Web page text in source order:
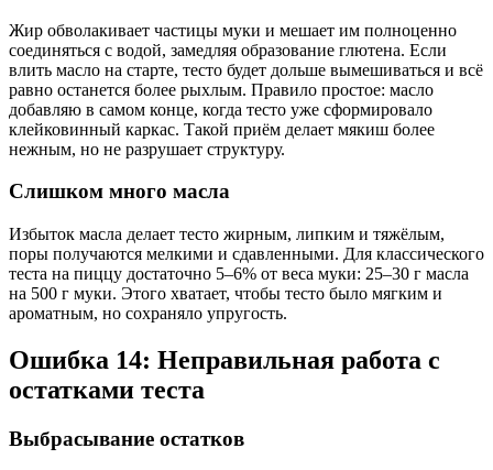
Жир обволакивает частицы муки и мешает им полноценно
соединяться с водой, замедляя образование глютена. Если
влить масло на старте, тесто будет дольше вымешиваться и всё
равно останется более рыхлым. Правило простое: масло
добавляю в самом конце, когда тесто уже сформировало
клейковинный каркас. Такой приём делает мякиш более
нежным, но не разрушает структуру.
Слишком много масла
Избыток масла делает тесто жирным, липким и тяжёлым,
поры получаются мелкими и сдавленными. Для классического
теста на пиццу достаточно 5–6% от веса муки: 25–30 г масла
на 500 г муки. Этого хватает, чтобы тесто было мягким и
ароматным, но сохраняло упругость.
Ошибка 14: Неправильная работа с
остатками теста
Выбрасывание остатков